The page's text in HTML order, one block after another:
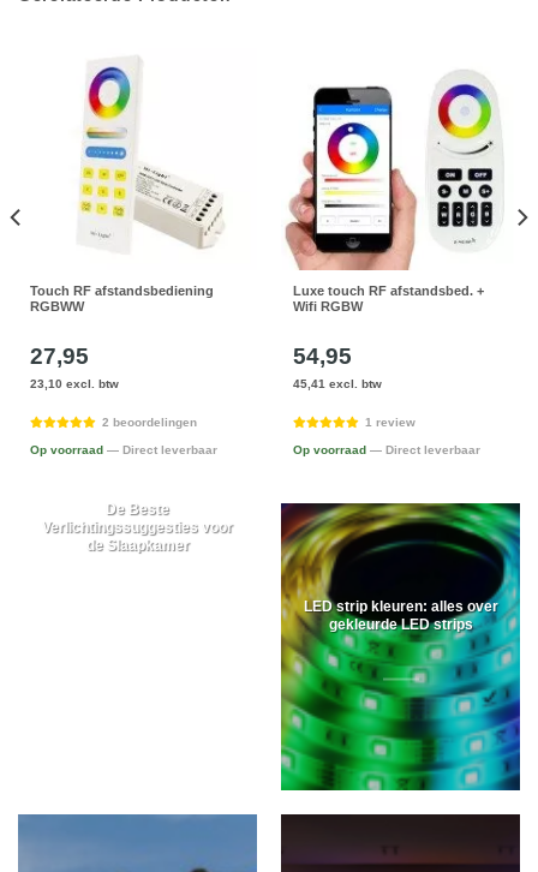
Touch RF afstandsbediening
RGBWW
27,95
23,10 excl. btw
2 beoordelingen
Op voorraad — Direct leverbaar
Luxe touch RF afstandsbed. +
Wifi RGBW
54,95
45,41 excl. btw
1 review
Op voorraad — Direct leverbaar
De Beste
Verlichtingssuggesties voor
de Slaapkamer
LED strip kleuren: alles over
gekleurde LED strips